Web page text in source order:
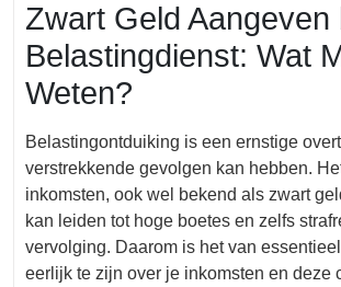
Zwart Geld Aangeven
Belastingdienst: Wat
Weten?
Belastingontduiking is een ernstige
verstrekkende gevolgen kan hebben.
inkomsten, ook wel bekend als zwart
kan leiden tot hoge boetes en zelfs
vervolging. Daarom is het van
eerlijk te zijn over je inkomsten en deze